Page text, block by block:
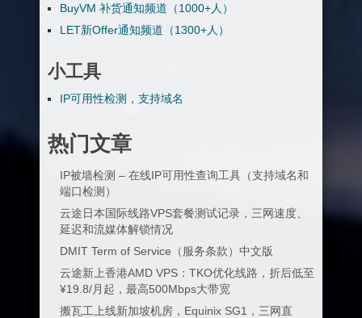
BuyVM 补货通知频道（1000+人）
LET新Offer通知频道（1300+人）
小工具
IP可用性检测，支持域名
热门文章
IP被墙检测 – 在线IP可用性查询工具（支持域名和
端口检测）
云途日本国际线路VPS套餐测试记录，三网速度、
延迟和流媒体解锁情况
DMIT Term of Service（服务条款）中文版
云途新上香港AMD VPS：TKO优化线路，折后低至
¥19.8/月起，最高500Mbps大带宽
搬瓦工上线新加坡机房，Equinix SG1，三网直